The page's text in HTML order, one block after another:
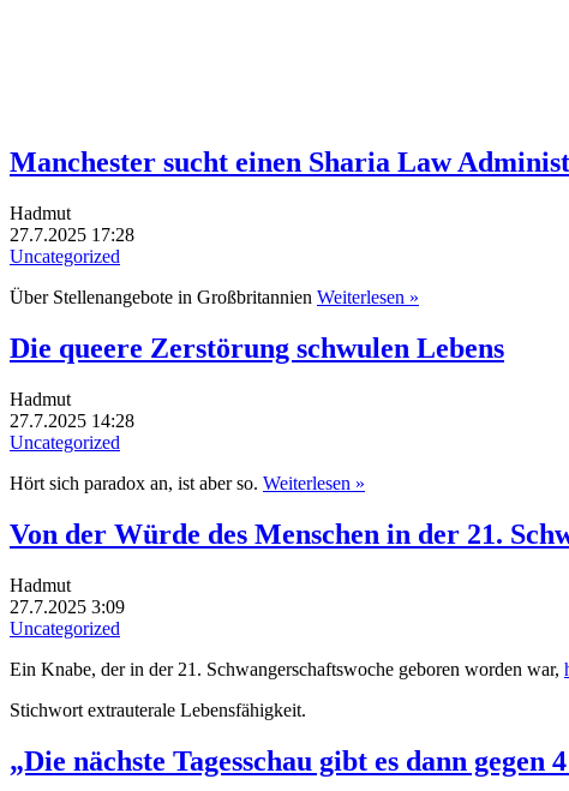
Manchester sucht einen Sharia Law
Hadmut
27.7.2025 17:28
Uncategorized
Über Stellenangebote in Großbritannien Weiterlesen »
Die queere Zerstörung schwulen Lebens
Hadmut
27.7.2025 14:28
Uncategorized
Hört sich paradox an, ist aber so. Weiterlesen »
Von der Würde des Menschen in der 21.
Hadmut
27.7.2025 3:09
Uncategorized
Ein Knabe, der in der 21. Schwangerschaftswoche geboren worden war,
Stichwort extrauterale Lebensfähigkeit.
„Die nächste Tagesschau gibt es dann gegen